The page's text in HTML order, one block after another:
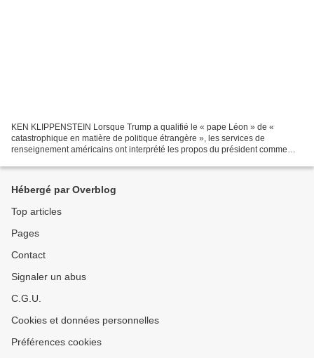
KEN KLIPPENSTEIN Lorsque Trump a qualifié le « pape Léon » de «
catastrophique en matière de politique étrangère », les services de
renseignement américains ont interprété les propos du président comme
Hébergé par Overblog
Top articles
Pages
Contact
Signaler un abus
C.G.U.
Cookies et données personnelles
Préférences cookies